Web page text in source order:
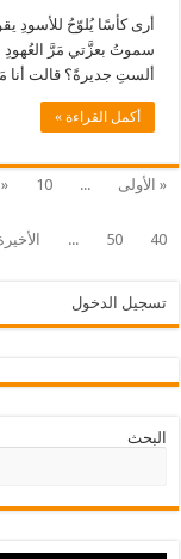
أرى كأسًا يُلوّحُ للأسودِ
سموتُ بعزَّتي مَرَّ العُهودِ
ألستِ جديرةً؟ قالت
أكمل القراءة »
« الأولى ...
10
«
40
50
...
تسجيل الدخول
البحث